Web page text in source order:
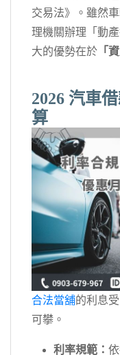
交易法》。雖然
理機關辦理「動
大的優勢在於 「
2026 汽車
算
合法當舖的利息
可攀。
利率規範：